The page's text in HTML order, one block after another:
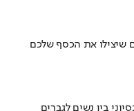
שיצילו את הכסף שלכם
בין נשים לגברים